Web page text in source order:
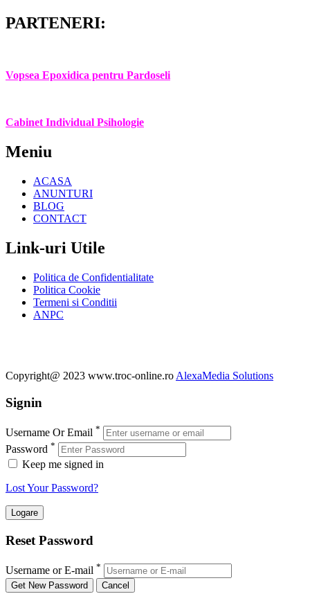
PARTENERI:
Vopsea Epoxidica pentru Pardoseli
Cabinet Individual Psihologie
Meniu
ACASA
ANUNTURI
BLOG
CONTACT
Link-uri Utile
Politica de Confidentialitate
Politica Cookie
Termeni si Conditii
ANPC
Copyright@ 2023 www.troc-online.ro AlexaMedia Solutions
Signin
Username Or Email *
Password *
Keep me signed in
Lost Your Password?
Reset Password
Username or E-mail *